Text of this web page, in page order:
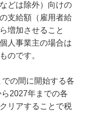
どは除外）向けの
支給額（雇用者給
増加させること
人事業主の場合は
のです。
の間に開始する各
2027年までの各
リアすることで税